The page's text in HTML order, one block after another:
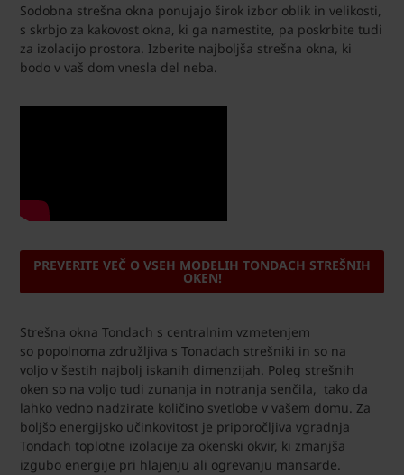
Sodobna strešna okna ponujajo širok izbor oblik in velikosti,
s skrbjo za kakovost okna, ki ga namestite, pa poskrbite tudi
za izolacijo prostora. Izberite najboljša strešna okna, ki
bodo v vaš dom vnesla del neba.
PREVERITE VEČ O VSEH MODELIH TONDACH STREŠNIH
OKEN!
Strešna okna Tondach s centralnim vzmetenjem
so popolnoma združljiva s Tonadach strešniki in so na
voljo v šestih najbolj iskanih dimenzijah. Poleg strešnih
oken so na voljo tudi zunanja in notranja senčila, tako da
lahko vedno nadzirate količino svetlobe v vašem domu. Za
boljšo energijsko učinkovitost je priporočljiva vgradnja
Tondach toplotne izolacije za okenski okvir, ki zmanjša
izgubo energije pri hlajenju ali ogrevanju mansarde.